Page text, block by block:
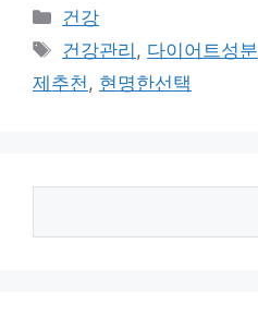
카
테
리
건강
태
그
건강관리 , 다이어트성분
제추천, 현명한선택